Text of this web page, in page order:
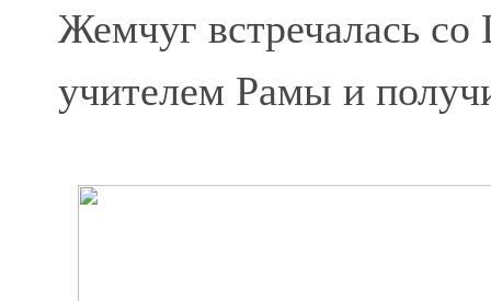
Жемчуг встречалась
учителем Рамы и